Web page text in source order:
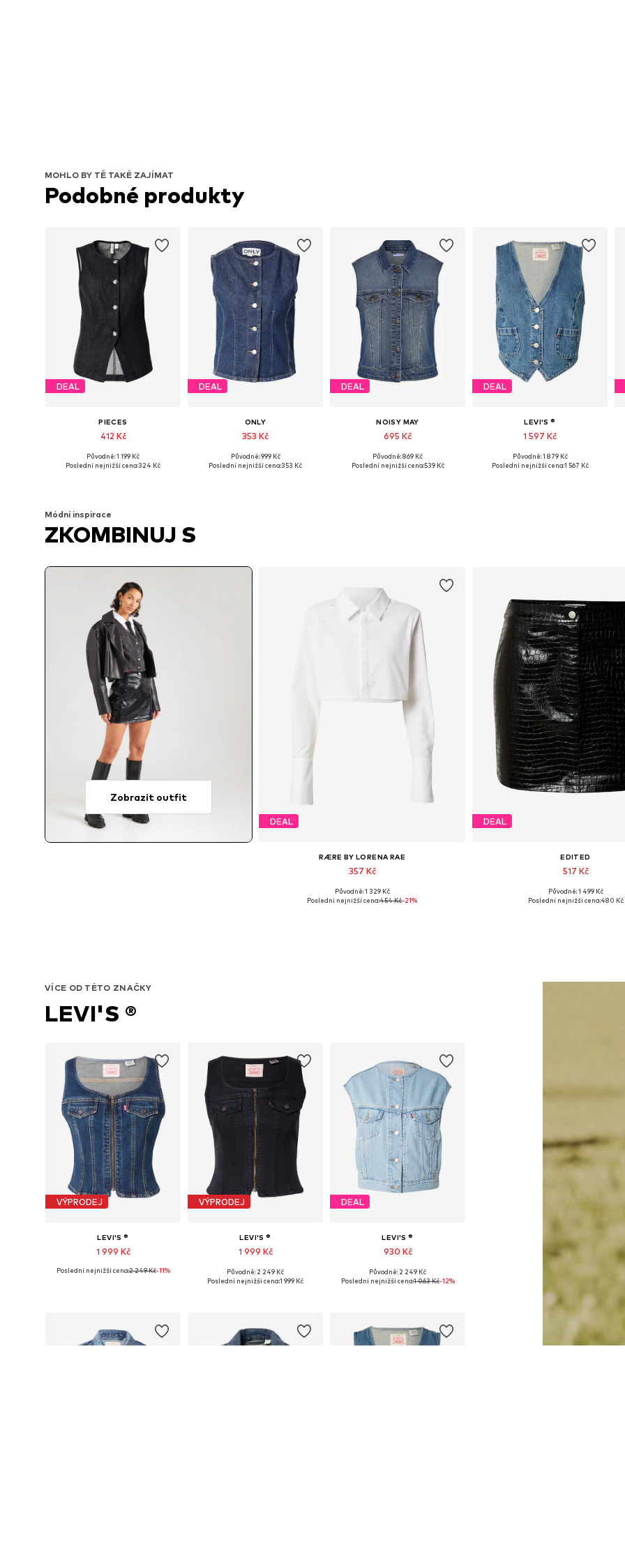
MOHLO BY TĚ TAKÉ ZAJÍMAT
Podobné produkty
DEAL
PIECES
412 Kč
Dostupné velikosti: XS, S, M, L
Původně: 1 199 Kč
Poslední nejnižší cena:324 Kč
DEAL
ONLY
353 Kč
Dostupné velikosti: XS, S, M, L
Původně: 999 Kč
Poslední nejnižší cena:353 Kč
DEAL
NOISY MAY
695 Kč
Dostupné velikosti: XS, S, M, L, XL
Původně: 869 Kč
Poslední nejnižší cena:539 Kč
DEAL
LEVI'S ®
1 597 Kč
Dostupné velikosti: XS, S, M, L
Původně: 1 879 Kč
Poslední nejnižší cena:1 567 Kč
Módní inspirace
ZKOMBINUJ S
Zobrazit outfit
DEAL
RÆRE BY LORENA RAE
357 Kč
Dostupné velikosti: XXL
Původně: 1 329 Kč
Poslední nejnižší cena:454 Kč-21%
DEAL
EDITED
517 Kč
Dostupné velikosti: 34, 36, 38,
Původně: 1 499 Kč
Poslední nejnižší cena:480 Kč
VÍCE OD TÉTO ZNAČKY
LEVI'S ®
VÝPRODEJ
LEVI'S ®
1 999 Kč
Dostupné velikosti: XS, S, M, L
Poslední nejnižší cena:2 249 Kč-11%
VÝPRODEJ
LEVI'S ®
1 999 Kč
Dostupné velikosti: XS, S, M, L
Původně: 2 249 Kč
Poslední nejnižší cena:1 999 Kč
DEAL
LEVI'S ®
930 Kč
Dostupné velikosti: XS, S, M, L
Původně: 2 249 Kč
Poslední nejnižší cena:1 063 Kč-12%